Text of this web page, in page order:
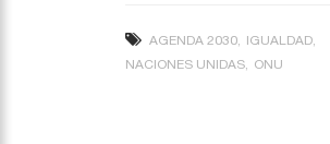
AGENDA 2030
IGUALDAD
NACIONES UNIDAS
ONU